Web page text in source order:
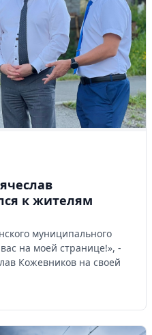
к жителям
муниципального
на моей странице!», -
Кожевников на своей